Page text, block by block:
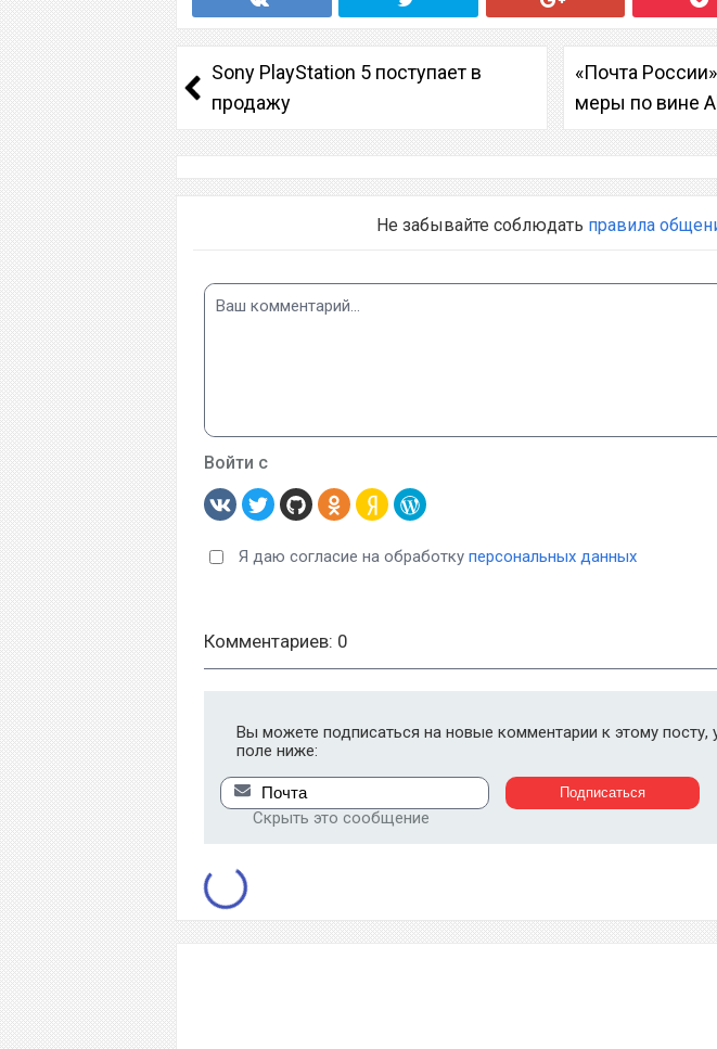
Sony PlayStation 5 поступает в
продажу
«Почта
меры по вине
Не забывайте соблюдать правила
Войти с
Я даю согласие на обработку персональных данных
Комментариев: 0
Вы можете подписаться на новые комментарии к этому посту,
поле ниже:
Скрыть это сообщение